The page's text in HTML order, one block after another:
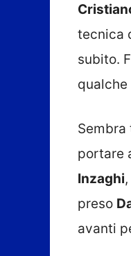
tecnica
subito.
qualche
portare
Inzaghi
preso
avanti